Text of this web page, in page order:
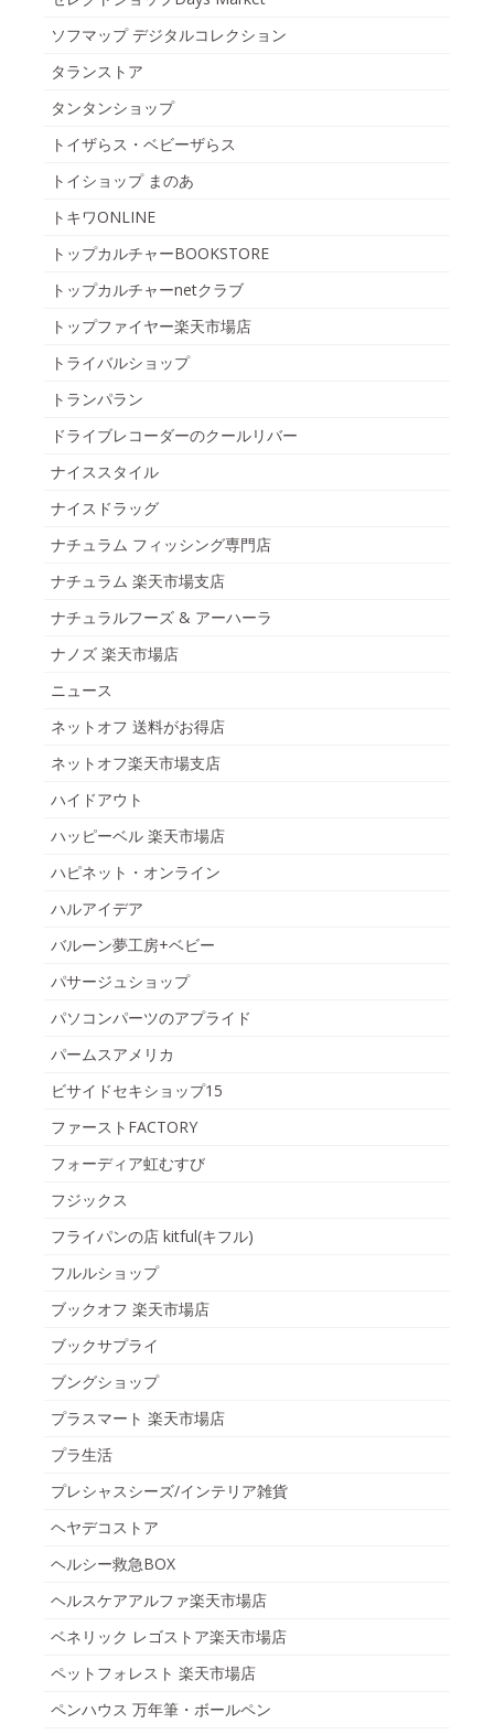
ソフマップ デジタルコレクション
タランストア
タンタンショップ
トイザらス・ベビーザらス
トイショップ まのあ
トキワONLINE
トップカルチャーBOOKSTORE
トップカルチャーnetクラブ
トップファイヤー楽天市場店
トライバルショップ
トランパラン
ドライブレコーダーのクールリバー
ナイススタイル
ナイスドラッグ
ナチュラム フィッシング専門店
ナチュラム 楽天市場支店
ナチュラルフーズ & アーハーラ
ナノズ 楽天市場店
ニュース
ネットオフ 送料がお得店
ネットオフ楽天市場支店
ハイドアウト
ハッピーベル 楽天市場店
ハピネット・オンライン
ハルアイデア
バルーン夢工房+ベビー
パサージュショップ
パソコンパーツのアプライド
パームスアメリカ
ビサイドセキショップ15
ファーストFACTORY
フォーディア虹むすび
フジックス
フライパンの店 kitful(キフル)
フルルショップ
ブックオフ 楽天市場店
ブックサプライ
ブングショップ
プラスマート 楽天市場店
プラ生活
プレシャスシーズ/インテリア雑貨
ヘヤデコストア
ヘルシー救急BOX
ヘルスケアアルファ楽天市場店
ベネリック レゴストア楽天市場店
ペットフォレスト 楽天市場店
ペンハウス 万年筆・ボールペン